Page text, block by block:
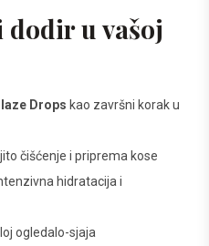
dodir u vašoj
Drops kao završni korak u
čišćenje i priprema kose
hidratacija i
ogledalo-sjaja